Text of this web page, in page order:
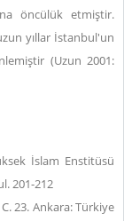
öncülük etmiştir.
yıllar İstanbul'un
(Uzun 2001:
İslam Enstitüsü
201-212
C. 23. Ankara: Türkiye